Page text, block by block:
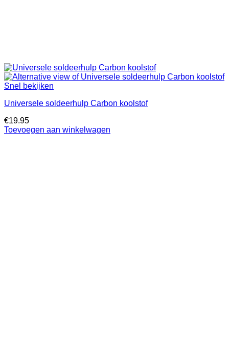
Snel bekijken
Universele soldeerhulp Carbon koolstof
€19.95
Toevoegen aan winkelwagen